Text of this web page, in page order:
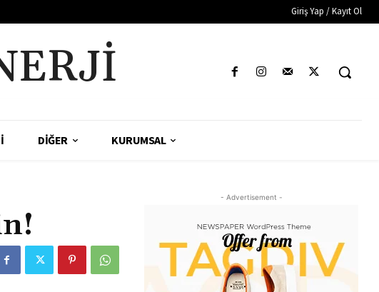
Giriş Yap / Kayıt Ol
DİĞER KURUMSAL
- Advertisement -